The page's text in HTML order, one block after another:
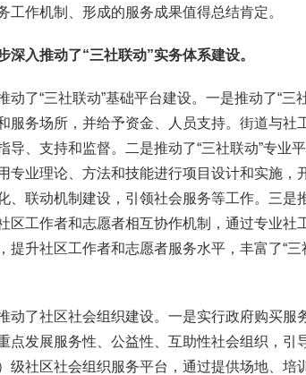
工作机制、形成的服务成果值得总结肯定。
深入推动了“三社联动”实务体系建设。
动了“三社联动”基础平台建设。一是推动了“三
服务场所，并给予资金、人员支持。街道与社
导、支持和监督。二是推动了“三社联动”专业
专业理论、方法和技能进行项目设计和实施，
、联动机制建设，引领社会服务等工作。三是
区工作者和志愿者相互协作机制，通过专业社
提升社区工作者和志愿者服务水平，丰富了“
动了社区社会组织建设。一是实行政府购买服
点发展服务性、公益性、互助性社会组织，引
级社区社会组织服务平台，通过提供场地、培